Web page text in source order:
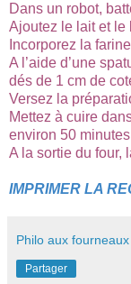
Dans un robot,
Ajoutez le lait et le
Incorporez la
A l’aide d’une
dés de 1 cm de
Versez la
Mettez à cuire
environ 50
A la sortie du four,
IMPRIMER LA
Philo aux
Partager